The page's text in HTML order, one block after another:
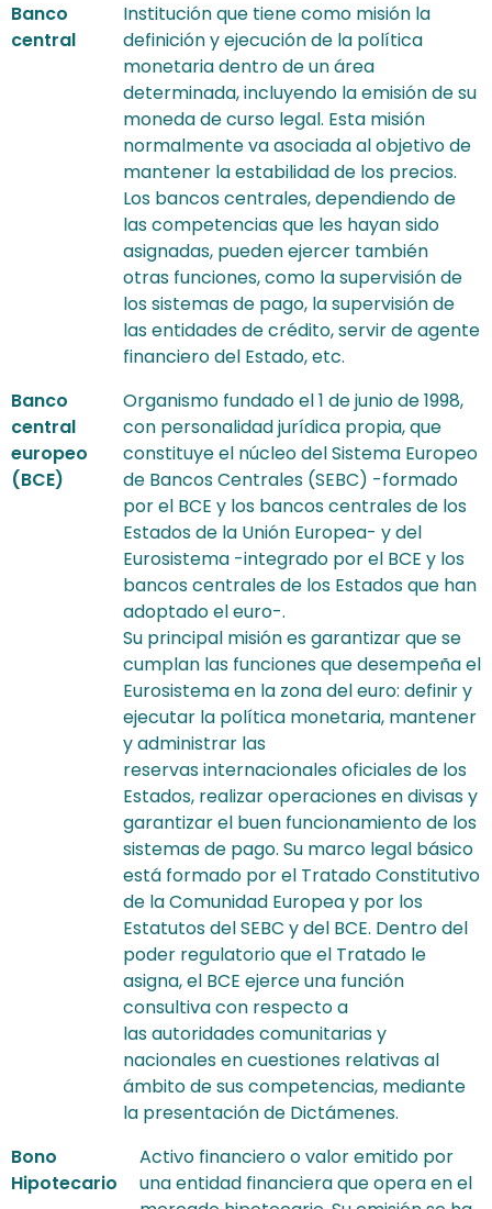
Banco
central
Institución que tiene como misión la
definición y ejecución de la política
monetaria dentro de un área
determinada, incluyendo la emisión de su
moneda de curso legal. Esta misión
normalmente va asociada al objetivo de
mantener la estabilidad de los precios.
Los bancos centrales, dependiendo de
las competencias que les hayan sido
asignadas, pueden ejercer también
otras funciones, como la supervisión de
los sistemas de pago, la supervisión de
las entidades de crédito, servir de agente
financiero del Estado, etc.
Banco
central
europeo
(BCE)
Organismo fundado el 1 de junio de 1998,
con personalidad jurídica propia, que
constituye el núcleo del Sistema Europeo
de Bancos Centrales (SEBC) -formado
por el BCE y los bancos centrales de los
Estados de la Unión Europea- y del
Eurosistema -integrado por el BCE y los
bancos centrales de los Estados que han
adoptado el euro-.
Su principal misión es garantizar que se
cumplan las funciones que desempeña el
Eurosistema en la zona del euro: definir y
ejecutar la política monetaria, mantener
y administrar las
reservas internacionales oficiales de los
Estados, realizar operaciones en divisas y
garantizar el buen funcionamiento de los
sistemas de pago. Su marco legal básico
está formado por el Tratado Constitutivo
de la Comunidad Europea y por los
Estatutos del SEBC y del BCE. Dentro del
poder regulatorio que el Tratado le
asigna, el BCE ejerce una función
consultiva con respecto a
las autoridades comunitarias y
nacionales en cuestiones relativas al
ámbito de sus competencias, mediante
la presentación de Dictámenes.
Bono
Hipotecario
Activo financiero o valor emitido por
una entidad financiera que opera en el